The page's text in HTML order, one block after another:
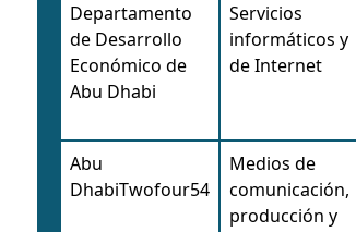
Departamento
de Desarrollo
Económico de
Abu Dhabi
Servicios
informáticos y
de Internet
Abu
DhabiTwofour54
Medios de
comunicación,
producción y